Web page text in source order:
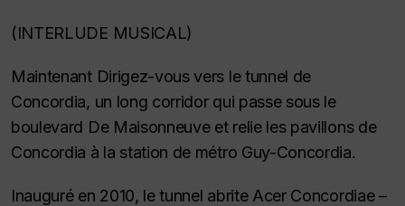
(INTERLUDE MUSICAL)
Maintenant Dirigez-vous vers le tunnel de
Concordia, un long corridor qui passe sous le
boulevard De Maisonneuve et relie les pavillons de
Concordia à la station de métro Guy-Concordia.
Inauguré en 2010, le tunnel abrite Acer Concordiae –